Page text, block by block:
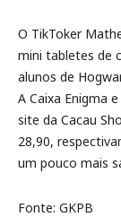
O TikToker
mini tabletes de
alunos de
A Caixa Enigma
site da Cacau
28,90,
um pouco mais
Fonte: GKPB